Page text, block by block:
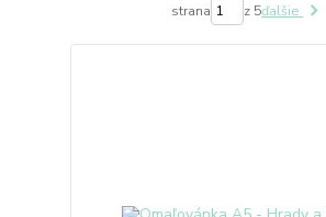
strana z 5ďalšie